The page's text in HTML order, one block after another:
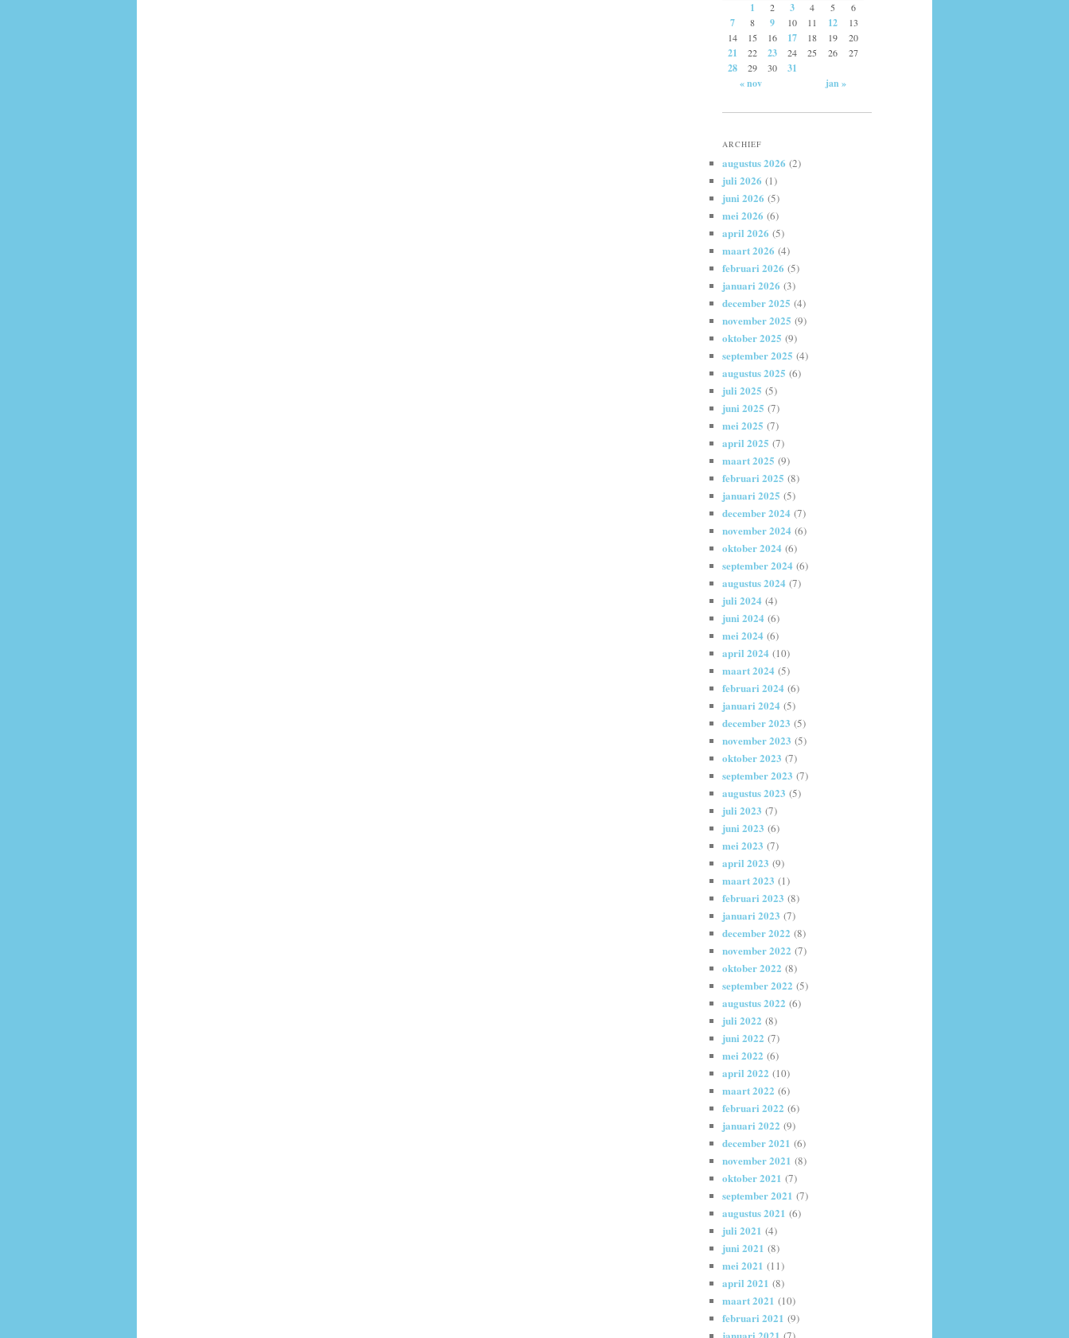
1
2 3 4 5 6
7 8 9 10 11 12
13
14
15 16 17 18 19 20
21 22 23 24 25 26 27
28 29 30
31
« nov
jan »
ARCHIEF
augustus 2026 (2)
juli 2026 (1)
juni 2026 (5)
mei 2026 (6)
april 2026 (5)
maart 2026 (4)
februari 2026 (5)
januari 2026 (3)
december 2025 (4)
november 2025 (9)
oktober 2025 (9)
september 2025 (4)
augustus 2025 (6)
juli 2025 (5)
juni 2025 (7)
mei 2025 (7)
april 2025 (7)
maart 2025 (9)
februari 2025 (8)
januari 2025 (5)
december 2024 (7)
november 2024 (6)
oktober 2024 (6)
september 2024 (6)
augustus 2024 (7)
juli 2024 (4)
juni 2024 (6)
mei 2024 (6)
april 2024 (10)
maart 2024 (5)
februari 2024 (6)
januari 2024 (5)
december 2023 (5)
november 2023 (5)
oktober 2023 (7)
september 2023 (7)
augustus 2023 (5)
juli 2023 (7)
juni 2023 (6)
mei 2023 (7)
april 2023 (9)
maart 2023 (1)
februari 2023 (8)
januari 2023 (7)
december 2022 (8)
november 2022 (7)
oktober 2022 (8)
september 2022 (5)
augustus 2022 (6)
juli 2022 (8)
juni 2022 (7)
mei 2022 (6)
april 2022 (10)
maart 2022 (6)
februari 2022 (6)
januari 2022 (9)
december 2021 (6)
november 2021 (8)
oktober 2021 (7)
september 2021 (7)
augustus 2021 (6)
juli 2021 (4)
juni 2021 (8)
mei 2021 (11)
april 2021 (8)
maart 2021 (10)
februari 2021 (9)